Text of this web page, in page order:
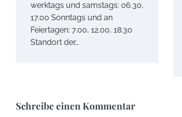
werktags und samstags: 06.30,
17.00 Sonntags und an
Feiertagen: 7.00, 12.00, 18.30
Standort der…
Schreibe einen Kommentar